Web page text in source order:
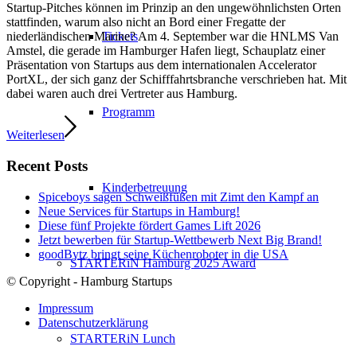
Tickets
Programm
Kinderbetreuung
STARTERiN Hamburg 2025 Award
STARTERiN Lunch
Startup-Pitches können im Prinzip an den ungewöhnlichsten Orten
stattfinden, warum also nicht an Bord einer Fregatte der
niederländischen Marine? Am 4. September war die HNLMS Van
Amstel, die gerade im Hamburger Hafen liegt, Schauplatz einer
Präsentation von Startups aus dem internationalen Accelerator
PortXL, der sich ganz der Schifffahrtsbranche verschrieben hat. Mit
dabei waren auch drei Vertreter aus Hamburg.
Weiterlesen
Recent Posts
Spiceboys sagen Schweißfüßen mit Zimt den Kampf an
Neue Services für Startups in Hamburg!
Diese fünf Projekte fördert Games Lift 2026
Jetzt bewerben für Startup-Wettbewerb Next Big Brand!
goodBytz bringt seine Küchenroboter in die USA
© Copyright - Hamburg Startups
Impressum
Datenschutzerklärung